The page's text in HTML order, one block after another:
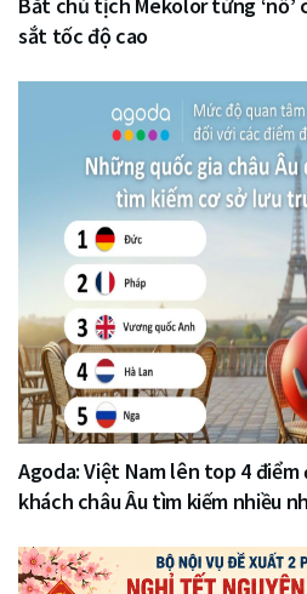
Bắt chủ tịch Mekolor từng ‘nổ’
sắt tốc độ cao
Agoda: Việt Nam lên top 4 điểm
khách châu Âu tìm kiếm nhiều